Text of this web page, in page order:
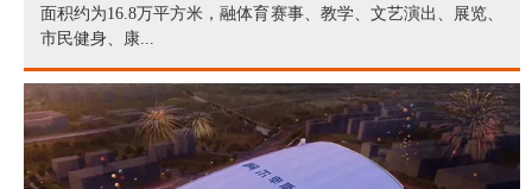
面积约为16.8万平方米，融体育赛事、教学、文艺演出、展览、
市民健身、康...